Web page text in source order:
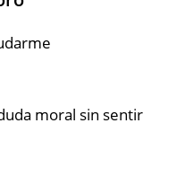
moral sin sentir